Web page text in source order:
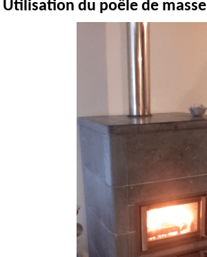
Utilisation du poêle de masse